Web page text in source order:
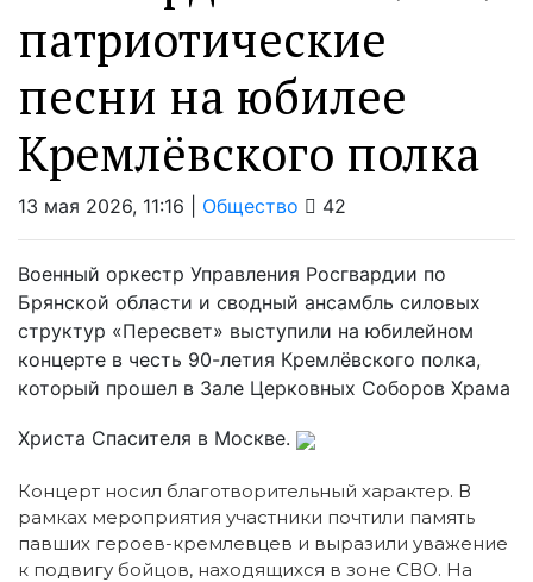
патриотические
песни на юбилее
Кремлёвского полка
13 мая 2026, 11:16 | Общество 42
Военный оркестр Управления Росгвардии по
Брянской области и сводный ансамбль силовых
структур «Пересвет» выступили на юбилейном
концерте в честь 90-летия Кремлёвского полка,
который прошел в Зале Церковных Соборов Храма
Христа Спасителя в Москве.
Концерт носил благотворительный характер. В
рамках мероприятия участники почтили память
павших героев-кремлевцев и выразили уважение
к подвигу бойцов, находящихся в зоне СВО. На